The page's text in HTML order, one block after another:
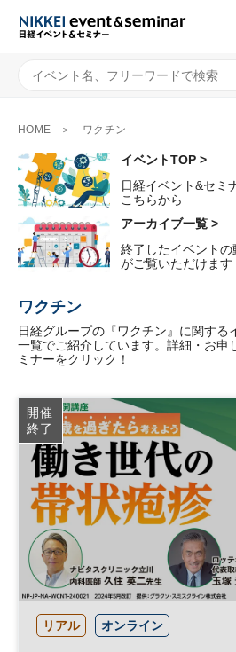
HOME ワクチン
イベントTOP >
日経イベント&セミ
こちらから
アーカイブ一覧 >
終了したイベント
がご覧いただけます
ワクチン
日経グループの『ワクチン』に関する
一覧でご紹介しています。詳細・お申
ミナーをクリック！
開催
終了
リアル オンライン